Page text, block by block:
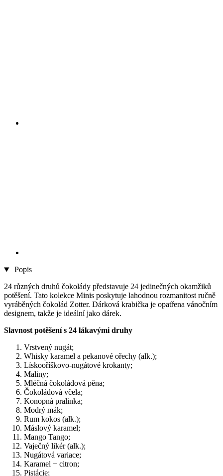
Popis
24 různých druhů čokolády představuje 24 jedinečných okamžiků
potěšení. Tato kolekce Minis poskytuje lahodnou rozmanitost ručně
vyráběných čokolád Zotter. Dárková krabička je opatřena vánočním
designem, takže je ideální jako dárek.
Slavnost potěšení s 24 lákavými druhy
Vrstvený nugát;
Whisky karamel a pekanové ořechy (alk.);
Lískooříškovo-nugátové krokanty;
Maliny;
Mléčná čokoládová pěna;
Čokoládová včela;
Konopná pralinka;
Modrý mák;
Rum kokos (alk.);
Máslový karamel;
Mango Tango;
Vaječný likér (alk.);
Nugátová variace;
Karamel + citron;
Pistácie;